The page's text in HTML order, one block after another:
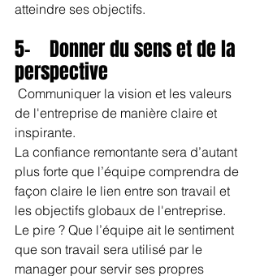
atteindre ses objectifs.
5-    Donner du sens et de la
perspective
Communiquer la vision et les valeurs
de l'entreprise de manière claire et
inspirante.
La confiance remontante sera d’autant
plus forte que l’équipe comprendra de
façon claire le lien entre son travail et
les objectifs globaux de l'entreprise.
Le pire ? Que l’équipe ait le sentiment
que son travail sera utilisé par le
manager pour servir ses propres